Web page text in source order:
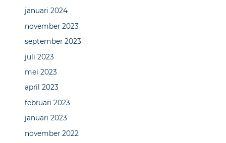
januari 2024
november 2023
september 2023
juli 2023
mei 2023
april 2023
februari 2023
januari 2023
november 2022